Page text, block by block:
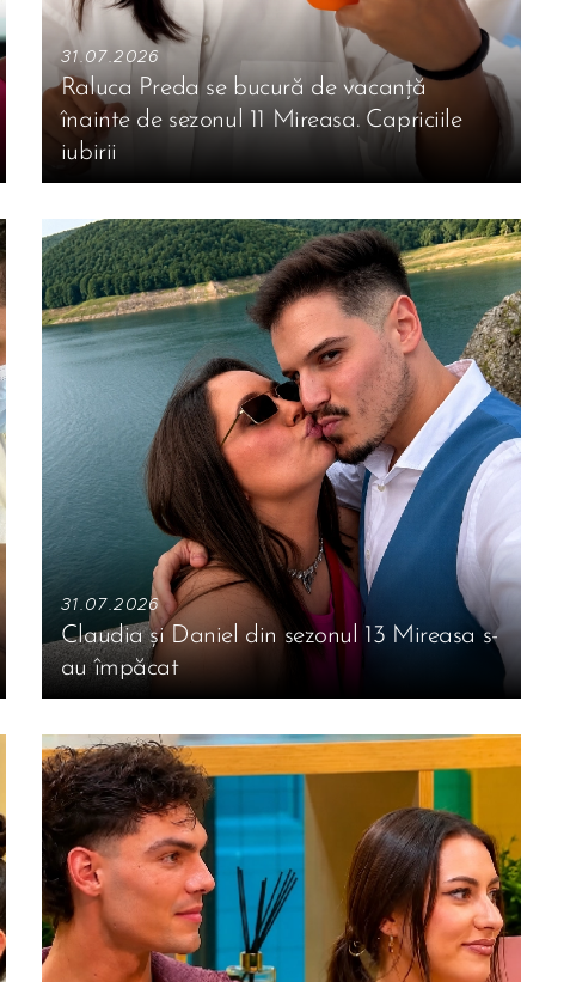
31.07.2026
Raluca Preda se bucură de vacanță
înainte de sezonul 11 Mireasa. Capriciile
iubirii
31.07.2026
Claudia și Daniel din sezonul 13 Mireasa s-
au împăcat